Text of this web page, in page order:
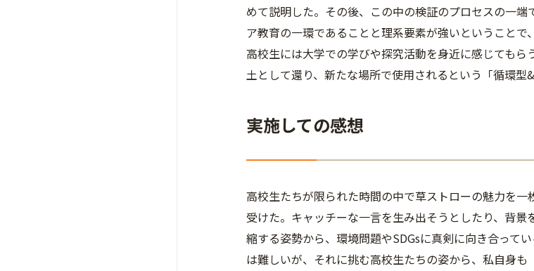
めて説明した。その後、この中の検証のプロセスの一
ア教育の一環であることと理系要素が強いということ
高校生には大学での学びや探究活動を身近に感じてもら
土として還り、新たな場所で使用されるという「循環型
実施しての感想
高校生たちが限られた時間の中で草ストローの魅力を
受けた。キャッチーな一言を生み出そうとしたり、背
縮する姿勢から、環境問題やSDGsに真剣に向き合って
は難しいが、それに挑む高校生たちの姿から、私自身